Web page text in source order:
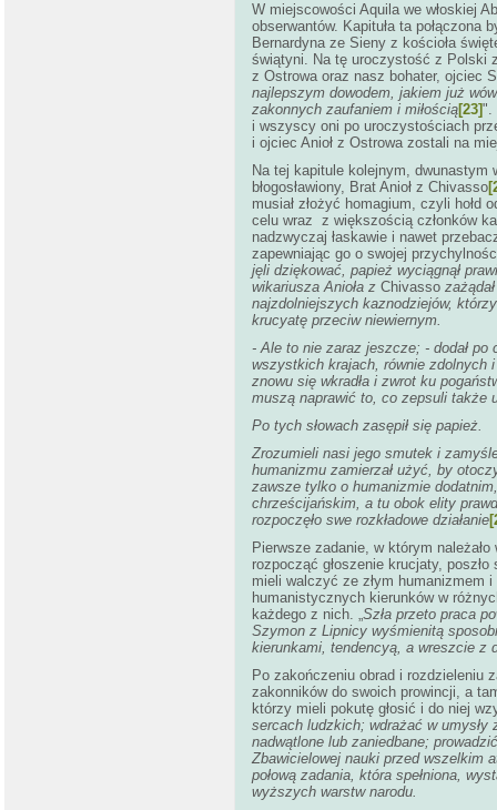
W miejscowości Aquila we włoskiej
obserwantów. Kapituła ta połączona
Bernardyna ze Sieny z kościoła
świątyni. Na tę uroczystość z Polski
z Ostrowa oraz nasz bohater, ojciec
najlepszym dowodem, jakiem już
zakonnych zaufaniem i miłością[23]".
i wszyscy oni po uroczystościach
i ojciec Anioł z Ostrowa zostali na
Na tej kapitule kolejnym, dwunastym
błogosławiony, Brat Anioł z Chivasso
musiał złożyć homagium, czyli hołd
celu wraz z większością członków
nadzwyczaj łaskawie i nawet
zapewniając go o swojej
jęli dziękować, papież wyciągnął
wikariusza Anioła z Chivasso
najzdolniejszych kaznodziejów,
krucyatę przeciw niewiernym.
- Ale to nie zaraz jeszcze; - dodał
wszystkich krajach, równie zdolnych
znowu się wkradła i zwrot ku
muszą naprawić to, co zepsuli także
Po tych słowach zasępił się papież.
Zrozumieli nasi jego smutek i
humanizmu zamierzał użyć, by
zawsze tylko o humanizmie dodatnim,
chrześcijańskim, a tu obok elity
rozpoczęło swe rozkładowe działanie
Pierwsze zadanie, w którym
rozpocząć głoszenie krucjaty,
mieli walczyć ze złym humanizmem
humanistycznych kierunków w
każdego z nich. „Szła przeto praca
Szymon z Lipnicy wyśmienitą
kierunkami, tendencyą, a wreszcie z
Po zakończeniu obrad i rozdzieleniu
zakonników do swoich prowincji, a
którzy mieli pokutę głosić i do niej
sercach ludzkich; wdrażać w
nadwątlone lub zaniedbane;
Zbawicielowej nauki przed wszelkim
połową zadania, która spełniona,
wyższych warstw narodu.